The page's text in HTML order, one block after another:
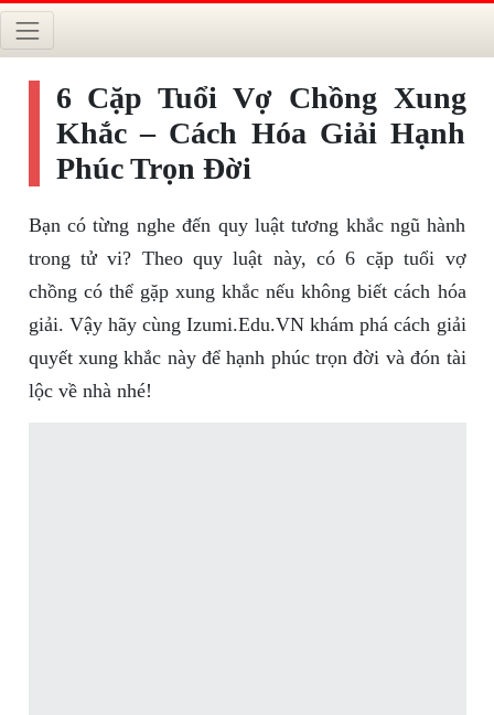
6 Cặp Tuổi Vợ Chồng Xung
Khắc – Cách Hóa Giải Hạnh
Phúc Trọn Đời
Bạn có từng nghe đến quy luật tương khắc ngũ hành
trong tử vi? Theo quy luật này, có 6 cặp tuổi vợ
chồng có thể gặp xung khắc nếu không biết cách hóa
giải. Vậy hãy cùng Izumi.Edu.VN khám phá cách giải
quyết xung khắc này để hạnh phúc trọn đời và đón tài
lộc về nhà nhé!